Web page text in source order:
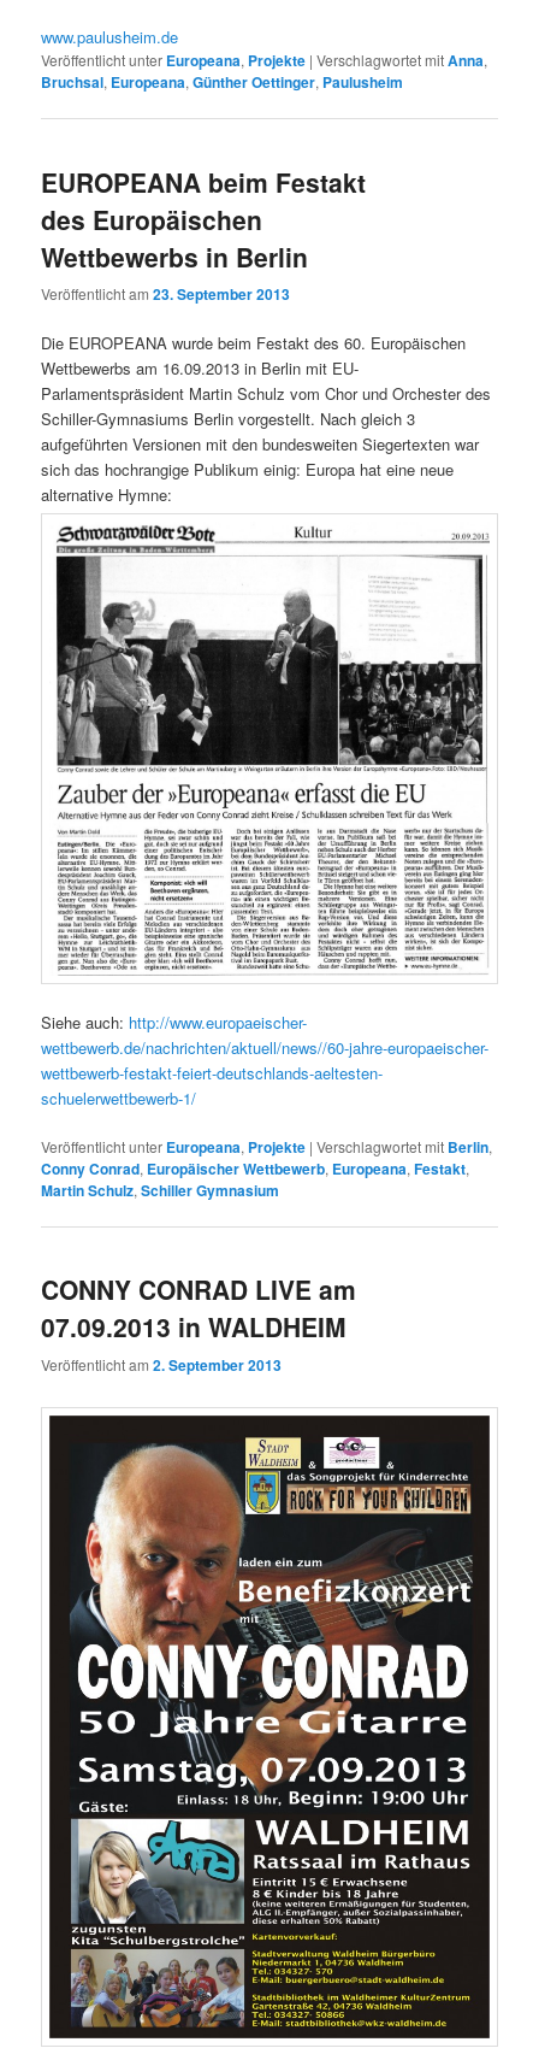
www.paulusheim.de
Veröffentlicht unter Europeana, Projekte |Verschlagwortet mitAnna,
Bruchsal, Europeana,Günther Oettinger, Paulusheim
EUROPEANA beim Festakt
des Europäischen
Wettbewerbs in Berlin
Veröffentlicht am23. September 2013
Die EUROPEANA wurde beim Festakt des 60. Europäischen
Wettbewerbs am 16.09.2013 in Berlin mit EU-
Parlamentspräsident Martin Schulz vom Chor und Orchester des
Schiller-Gymnasiums Berlin vorgestellt. Nach gleich 3
aufgeführten Versionen mit den bundesweiten Siegertexten war
sich das hochrangige Publikum einig: Europa hat eine neue
alternative Hymne:
Siehe auch: http://www.europaeischer-
wettbewerb.de/nachrichten/aktuell/news//60-jahre-europaeischer-
wettbewerb-festakt-feiert-deutschlands-aeltesten-
schuelerwettbewerb-1/
Veröffentlicht unter Europeana, Projekte |Verschlagwortet mit Berlin,
Conny Conrad, Europäischer Wettbewerb, Europeana,Festakt,
Martin Schulz,Schiller Gymnasium
CONNY CONRAD LIVE am
07.09.2013 in WALDHEIM
Veröffentlicht am2. September 2013